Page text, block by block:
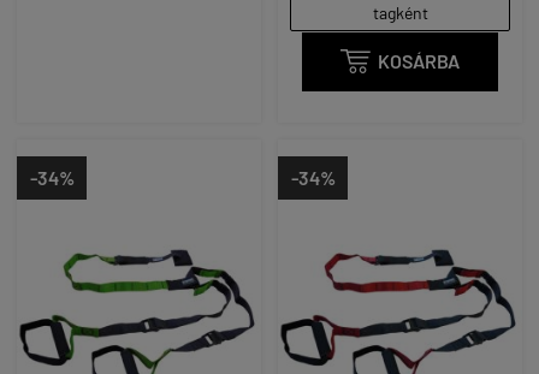
tagként
 KOSÁRBA
-34% -34%